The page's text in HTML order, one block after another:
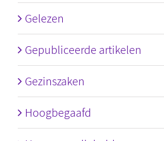
Gelezen
Gepubliceerde artikelen
Gezinszaken
Hoogbegaafd